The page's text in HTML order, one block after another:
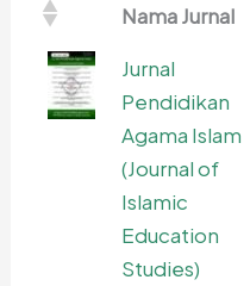
Nama Jurnal
Jurnal
Pendidikan
Agama Islam
(Journal of
Islamic
Education
Studies)